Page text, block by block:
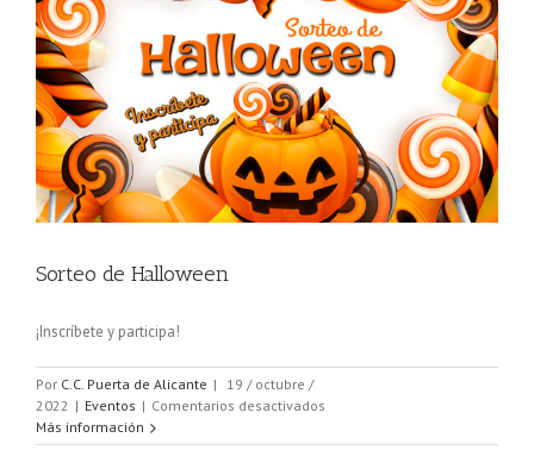
Sorteo de Halloween
¡Inscríbete y participa!
Por C.C. Puerta de Alicante |
19 / octubre /
2022 | Eventos | Comentarios desactivados
de
Más información